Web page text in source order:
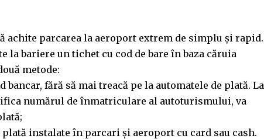
parcarea la aeroport extrem de simplu și rapid.
bariere un tichet cu cod de bare în baza căruia
metode:
fără să mai treacă pe la automatele de plată. La
numărul de înmatriculare al autoturismului, va
instalate în parcari și aeroport cu card sau cash.